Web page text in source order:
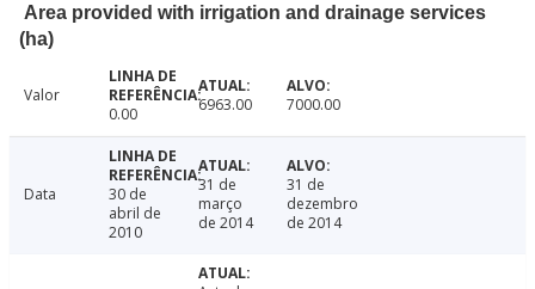
Area provided with irrigation and drainage services
(ha)
Valor
0.00
6963.00 7000.00
Data
30 de
abril de
2010
31 de
março
de 2014
31 de
dezembro
de 2014